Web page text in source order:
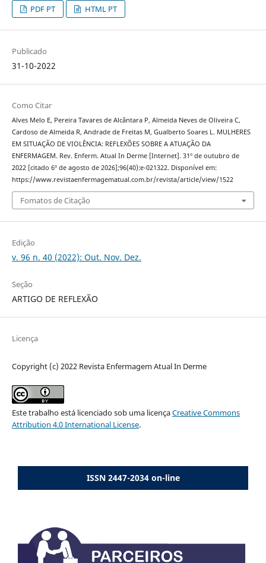
PDF PT HTML PT
Publicado
31-10-2022
Como Citar
Alves Melo E, Pereira Tavares de Alcântara P, Almeida Neves de Oliveira C,
Cardoso de Almeida R, Andrade de Freitas M, Gualberto Soares L. MULHERES
EM SITUAÇÃO DE VIOLÊNCIA: REFLEXÕES SOBRE A ATUAÇÃO DA
ENFERMAGEM. Rev. Enferm. Atual In Derme [Internet]. 31º de outubro de
2022 [citado 6º de agosto de 2026];96(40):e-021322. Disponível em:
https://www.revistaenfermagematual.com.br/revista/article/view/1522
Fomatos de Citação
Edição
v. 96 n. 40 (2022): Out. Nov. Dez.
Seção
ARTIGO DE REFLEXÃO
Licença
Copyright (c) 2022 Revista Enfermagem Atual In Derme
Este trabalho está licenciado sob uma licençaCreative Commons
Attribution 4.0 International License.
ISSN 2447-2034 on-line